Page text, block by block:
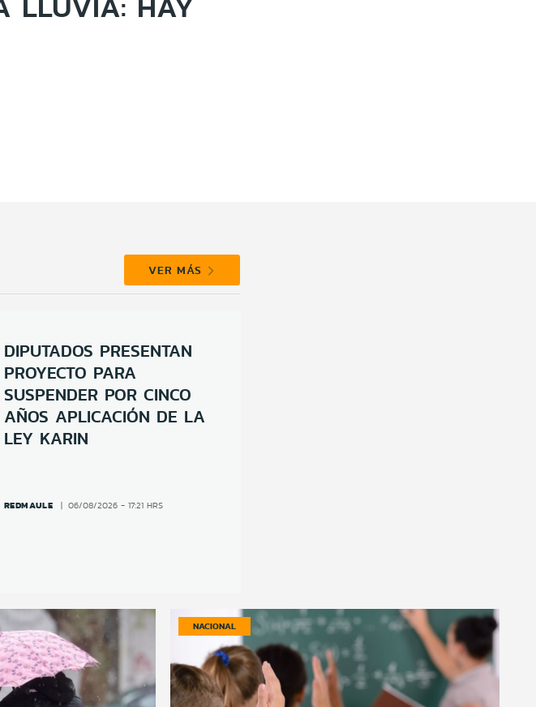
VER MÁS
DIPUTADOS PRESENTAN
PROYECTO PARA
SUSPENDER POR CINCO
AÑOS APLICACIÓN DE LA
LEY KARIN
REDMAULE 06/08/2026 - 17:21 HRS
NACIONAL